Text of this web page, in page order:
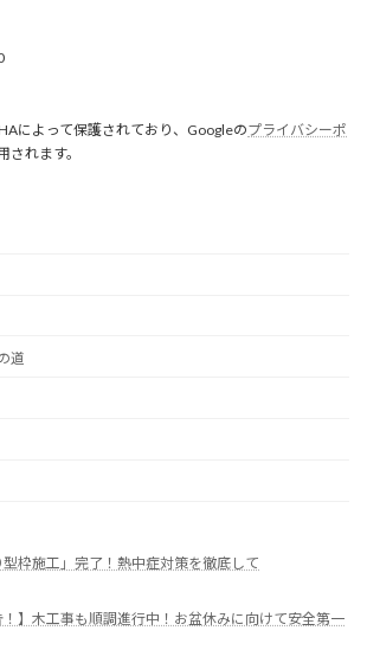
によって保護されており、Googleのプライバシーポ
されます。
道
枠施工」完了！熱中症対策を徹底して
！】木工事も順調進行中！お盆休みに向けて安全第一